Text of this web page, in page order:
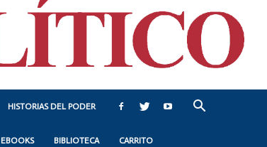
HISTORIAS DEL PODER
EBOOKS BIBLIOTECA CARRITO